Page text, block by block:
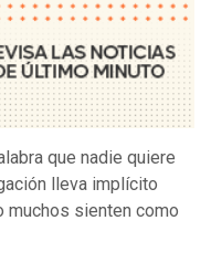
que nadie quiere
lleva implícito
muchos sienten como